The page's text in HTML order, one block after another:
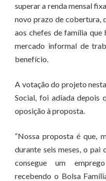
superar a renda mensal
novo prazo de cobertura,
aos chefes de família que
mercado informal de
benefício.
A votação do projeto
Social, foi adiada depois
oposição à proposta.
“Nossa proposta é que,
durante seis meses, o pai
consegue um
recebendo o Bolsa